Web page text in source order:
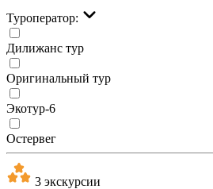
Туроператор:
Дилижанс тур
Оригинальный тур
Экотур-6
Остервег
3 экскурсии